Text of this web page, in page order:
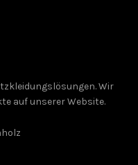
Wir
auf unserer Website.